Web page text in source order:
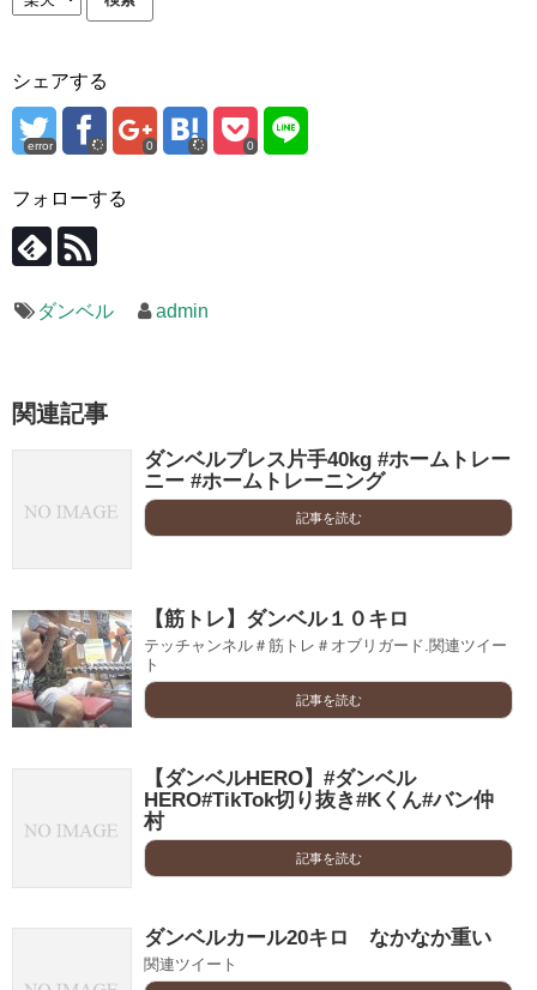
シェアする
error 0 0
フォローする
ダンベル admin
関連記事
ダンベルプレス片手40kg #ホームトレー
ニー #ホームトレーニング
記事を読む
【筋トレ】ダンベル１０キロ
テッチャンネル＃筋トレ＃オブリガード.関連ツイー
ト
記事を読む
【ダンベルHERO】#ダンベル
HERO#TikTok切り抜き#Kくん#バン仲
村
記事を読む
ダンベルカール20キロ なかなか重い
関連ツイート